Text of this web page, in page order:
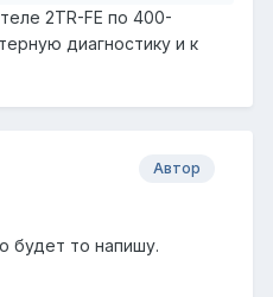
2TR-FE по 400-
диагностику и к
Автор
будет то напишу.